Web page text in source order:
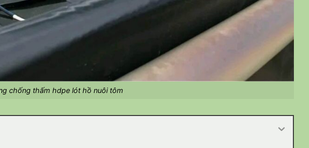
chống thấm hdpe lót hồ nuôi tôm